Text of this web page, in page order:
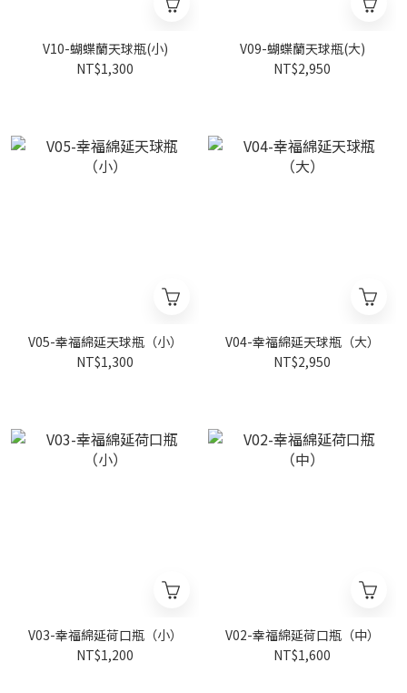
V10-蝴蝶蘭天球瓶(小)
NT$1,300
V09-蝴蝶蘭天球瓶(大)
NT$2,950
V05-幸福綿延天球瓶（小）
NT$1,300
V04-幸福綿延天球瓶（大）
NT$2,950
V03-幸福綿延荷口瓶（小）
NT$1,200
V02-幸福綿延荷口瓶（中）
NT$1,600